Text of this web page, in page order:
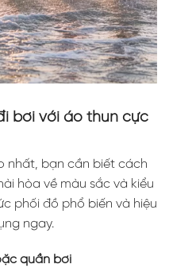
bơi với áo thun cực
nhất, bạn cần biết cách
hòa về màu sắc và kiểu
phối đồ phổ biến và hiệu
ngay.
quần bơi